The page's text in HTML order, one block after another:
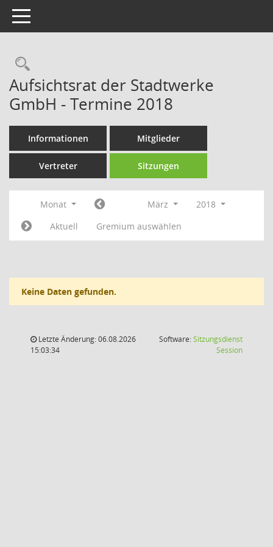
Toggle navigation
Rechercheauswahl
Aufsichtsrat der Stadtwerke
GmbH - Termine 2018
Informationen Mitglieder
Vertreter Sitzungen
Monat März
2018
Aktuell
Gremium auswählen
Keine Daten gefunden.
Letzte Änderung: 06.08.2026
15:03:34
Software:Sitzungsdienst
Session(Wird in